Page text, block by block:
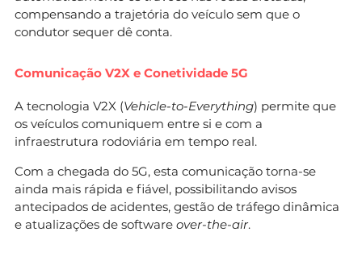
compensando a trajetória do veículo sem que o
condutor sequer dê conta.
Comunicação V2X e Conetividade 5G
A tecnologia V2X (Vehicle-to-Everything) permite que
os veículos comuniquem entre si e com a
infraestrutura rodoviária em tempo real.
Com a chegada do 5G, esta comunicação torna-se
ainda mais rápida e fiável, possibilitando avisos
antecipados de acidentes, gestão de tráfego dinâmica
e atualizações de software over-the-air.